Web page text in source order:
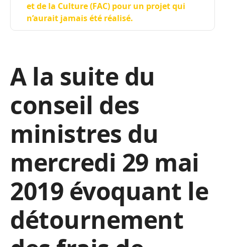
et de la Culture (FAC) pour un projet qui
n’aurait jamais été réalisé.
A la suite du
conseil des
ministres du
mercredi 29 mai
2019 évoquant le
détournement